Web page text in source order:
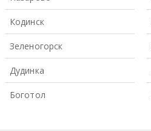
Кодинск
Зеленогорск
Дудинка
Боготол